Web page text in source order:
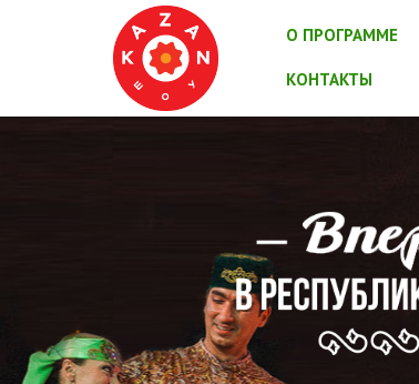
О ПРОГРАММЕ
КОНТАКТЫ